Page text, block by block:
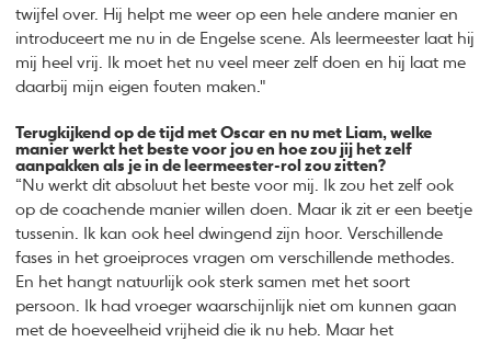
twijfel over. Hij helpt me weer op een hele andere manier en
introduceert me nu in de Engelse scene. Als leermeester laat hij
mij heel vrij. Ik moet het nu veel meer zelf doen en hij laat me
daarbij mijn eigen fouten maken."
Terugkijkend op de tijd met Oscar en nu met Liam, welke
manier werkt het beste voor jou en hoe zou jij het zelf
aanpakken als je in de leermeester-rol zou zitten?
“Nu werkt dit absoluut het beste voor mij. Ik zou het zelf ook
op de coachende manier willen doen. Maar ik zit er een beetje
tussenin. Ik kan ook heel dwingend zijn hoor. Verschillende
fases in het groeiproces vragen om verschillende methodes.
En het hangt natuurlijk ook sterk samen met het soort
persoon. Ik had vroeger waarschijnlijk niet om kunnen gaan
met de hoeveelheid vrijheid die ik nu heb. Maar het